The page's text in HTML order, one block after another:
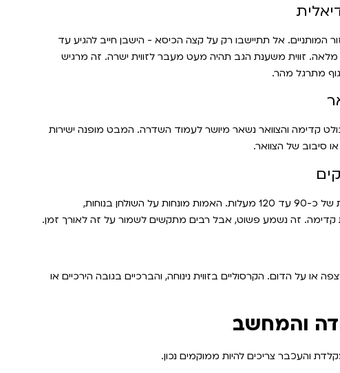
המותניים. אל תתיישבו רק על קצה הכיסא - הישבן חייב להגיע עד
זווית משענת הגב תהיה מעט מעבר לזווית ישרה. זה מרגיש
מתרגל מהר.
קדימה והצוואר נשאר מיושר לעמוד השדרה. המבט מופנה ישירות
סיבוב של הצוואר.
המרפקים צריכים להיות קרובים לגוף, בזווית של כ-90 עד 120 מעלות. האמות מונחות על השולחן בנוחות,
קדימה. זה נשמע פשוט, אבל רבים מתקשים לשמור על זה לאורך זמן.
או על הדום. הקרסוליים בזווית נינוחה, והברכיים בגובה הירכיים או
והמחשב
והעכבר צריכים להיות ממוקמים נכון.